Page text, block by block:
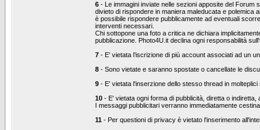
6 - Le immagini inviate nelle sezioni apposite del Forum
divieto di rispondere in maniera maleducata e polemica
è possibile rispondere pubblicamente ad eventuali
interventi necessari.
Chi sottopone una foto a critica ne dichiara
pubblicazione. Photo4U.it declina ogni responsabilità
7 - E' vietata l’iscrizione di più account associati ad un
8 - Sono vietate e saranno spostate o cancellate le
9 - E' vietata l'inserzione dello stesso thread in
10 - E' vietata ogni forma di pubblicità, diretta o
I messaggi pubblicitari verranno immediatamente
11 - Per questioni di privacy è vietato l'inserimento